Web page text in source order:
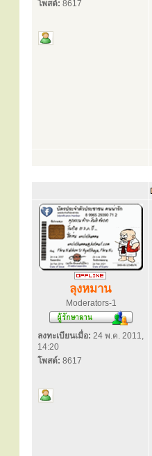
โพสต์: 8617
ลุงหมาน
Moderators-1
ลงทะเบียนเมื่อ: 24 พ.ค. 2011,
14:20
โพสต์: 8617